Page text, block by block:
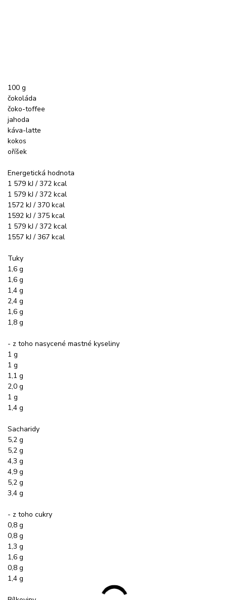
100 g
čokoláda
čoko-toffee
jahoda
káva-latte
kokos
oříšek
Energetická hodnota
1 579 kJ / 372 kcal
1 579 kJ / 372 kcal
1572 kJ / 370 kcal
1592 kJ / 375 kcal
1 579 kJ / 372 kcal
1557 kJ / 367 kcal
Tuky
1,6 g
1,6 g
1,4 g
2,4 g
1,6 g
1,8 g
- z toho nasycené mastné kyseliny
1 g
1 g
1,1 g
2,0 g
1 g
1,4 g
Sacharidy
5,2 g
5,2 g
4,3 g
4,9 g
5,2 g
3,4 g
- z toho cukry
0,8 g
0,8 g
1,3 g
1,6 g
0,8 g
1,4 g